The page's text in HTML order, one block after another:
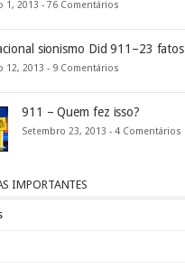
1, 2013 - 76 Comentários
sionismo Did 911–23 fatos
12, 2013 - 9 Comentários
911 – Quem fez isso?
Setembro 23, 2013 - 4 Comentários
IMPORTANTES